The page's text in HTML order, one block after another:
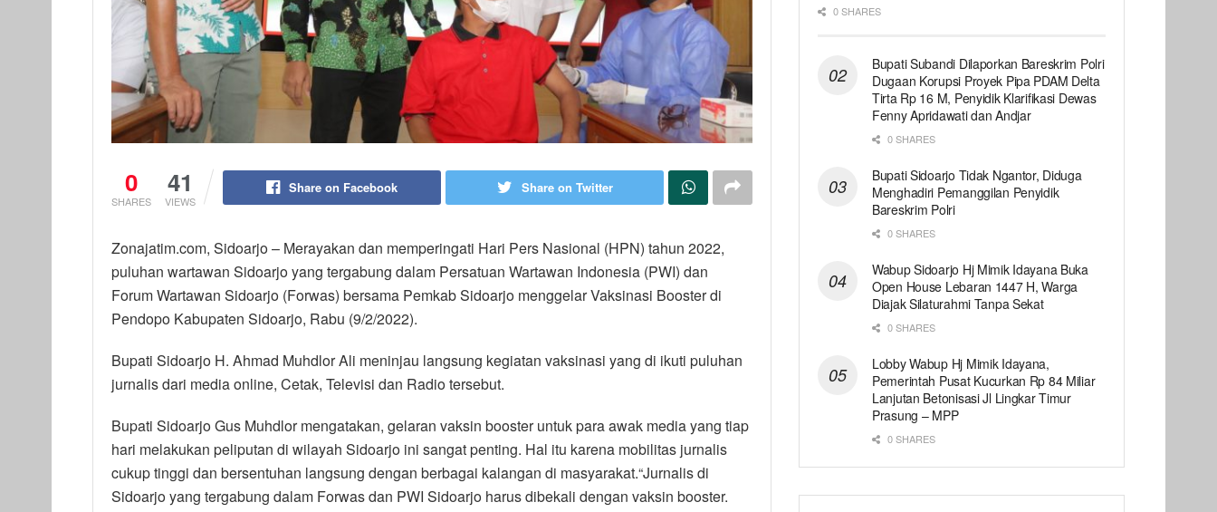
0
SHARES
41
VIEWS
Share on Facebook Share on Twitter
Zonajatim.com, Sidoarjo – Merayakan dan memperingati Hari Pers Nasional (HPN) tahun 2022,
puluhan wartawan Sidoarjo yang tergabung dalam Persatuan Wartawan Indonesia (PWI) dan
Forum Wartawan Sidoarjo (Forwas) bersama Pemkab Sidoarjo menggelar Vaksinasi Booster di
Pendopo Kabupaten Sidoarjo, Rabu (9/2/2022).
Bupati Sidoarjo H. Ahmad Muhdlor Ali meninjau langsung kegiatan vaksinasi yang di ikuti puluhan
jurnalis dari media online, Cetak, Televisi dan Radio tersebut.
Bupati Sidoarjo Gus Muhdlor mengatakan, gelaran vaksin booster untuk para awak media yang tiap
hari melakukan peliputan di wilayah Sidoarjo ini sangat penting. Hal itu karena mobilitas jurnalis
cukup tinggi dan bersentuhan langsung dengan berbagai kalangan di masyarakat.“Jurnalis di
Sidoarjo yang tergabung dalam Forwas dan PWI Sidoarjo harus dibekali dengan vaksin booster.
0 SHARES
Bupati Subandi Dilaporkan Bareskrim Polri
Dugaan Korupsi Proyek Pipa PDAM Delta
Tirta Rp 16 M, Penyidik Klarifikasi Dewas
Fenny Apridawati dan Andjar
0 SHARES
Bupati Sidoarjo Tidak Ngantor, Diduga
Menghadiri Pemanggilan Penyidik
Bareskrim Polri
0 SHARES
Wabup Sidoarjo Hj Mimik Idayana Buka
Open House Lebaran 1447 H, Warga
Diajak Silaturahmi Tanpa Sekat
0 SHARES
Lobby Wabup Hj Mimik Idayana,
Pemerintah Pusat Kucurkan Rp 84 Miliar
Lanjutan Betonisasi Jl Lingkar Timur
Prasung – MPP
0 SHARES